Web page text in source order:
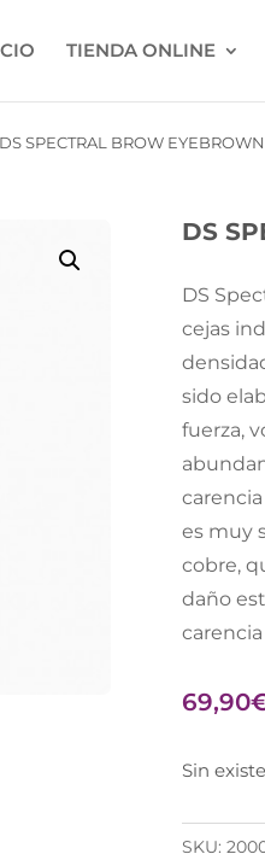
TIENDA ONLINE
DS SPECTRAL BROW
DS
DS
cejas
sido
fuerza,
es muy
cobre,
daño
69,90
Sin
SKU: